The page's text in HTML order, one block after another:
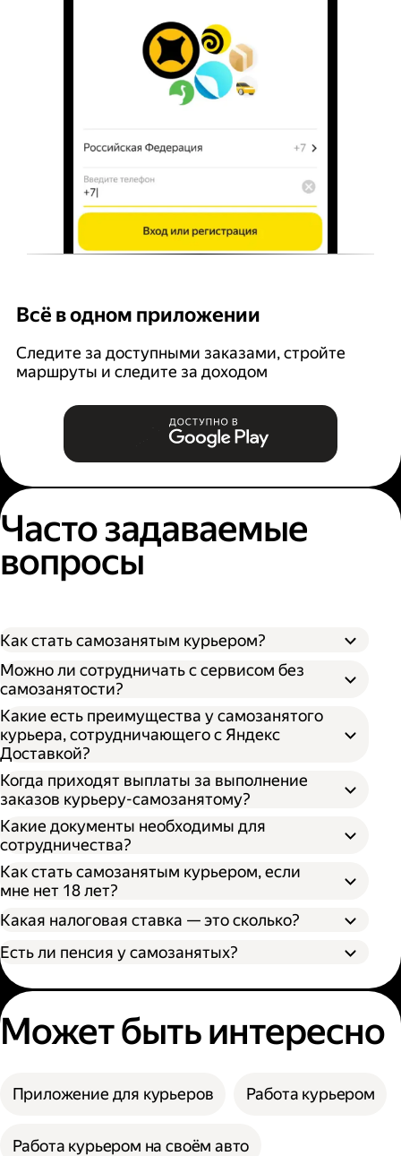
Всё в одном приложении
Следите за доступными заказами, стройте
маршруты и следите за доходом
Часто задаваемые
вопросы
Как стать самозанятым курьером?
Можно ли сотрудничать с сервисом без
самозанятости?
Какие есть преимущества у самозанятого
курьера, сотрудничающего с Яндекс
Доставкой?
Когда приходят выплаты за выполнение
заказов курьеру-самозанятому?
Какие документы необходимы для
сотрудничества?
Как стать самозанятым курьером, если
мне нет 18 лет?
Какая налоговая ставка — это сколько?
Есть ли пенсия у самозанятых?
Может быть интересно
Приложение для курьеров Работа курьером
Работа курьером на своём авто